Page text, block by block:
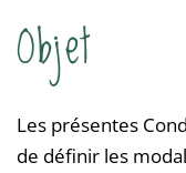
Objet
Les présentes
de définir les